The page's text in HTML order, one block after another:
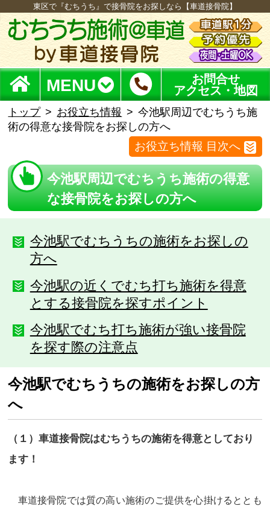
東区で『むちうち』で接骨院をお探しなら【車道接骨院】
MENU
お問合せ
アクセス・地図
トップ お役立ち情報
今池駅周辺でむちうち施
術の得意な接骨院をお探しの方へ
お役立ち情報 目次へ
今池駅周辺でむちうち施術の得意
な接骨院をお探しの方へ
今池駅でむちうちの施術をお探しの
方へ
今池駅の近くでむち打ち施術を得意
とする接骨院を探すポイント
今池駅でむち打ち施術が強い接骨院
を探す際の注意点
今池駅でむちうちの施術をお探しの方
へ
（１）車道接骨院はむちうちの施術を得意としており
ます！
車道接骨院では質の高い施術のご提供を心掛けるととも